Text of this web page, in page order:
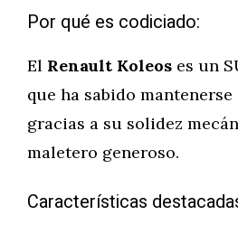
Por qué es codiciado:
El Renault Koleos es un
que ha sabido
gracias a su solidez
maletero generoso.
Características